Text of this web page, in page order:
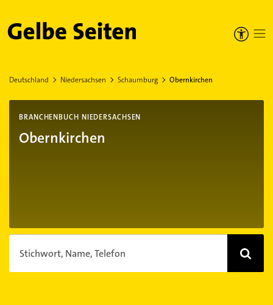
Gelbe Seiten
Deutschland Niedersachsen Schaumburg Obernkirchen
BRANCHENBUCH NIEDERSACHSEN
Obernkirchen
Stichwort, Name, Telefon